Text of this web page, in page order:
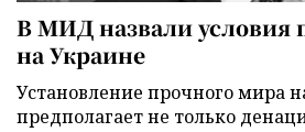
В МИД назвали условия
на Украине
Установление прочного мира
предполагает не только